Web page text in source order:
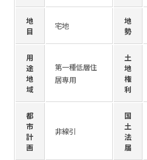
地
目
宅地
地
勢
用
途
地
域
第一種低層住
居専用
土
地
権
利
都
市
計
画
非線引
国
土
法
届